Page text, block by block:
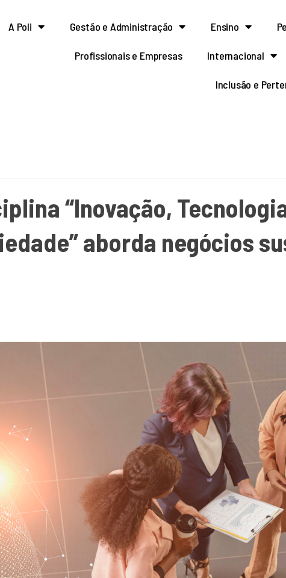
A Poli Gestão e Administração Ensino
Profissionais e Empresas Internacional
Inclusão e
“Inovação,
aborda negócios